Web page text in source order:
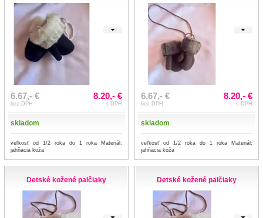
6.67,- €
bez DPH
8.20,- €
s DPH
skladom
veľkosť od 1/2 roka do 1 roka Materiál:
jahňacia koža
6.67,- €
bez DPH
8.20,- €
s DPH
skladom
veľkosť od 1/2 roka do 1 roka Materiál:
jahňacia koža
Detské kožené palčiaky Detské kožené palčiaky